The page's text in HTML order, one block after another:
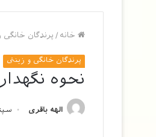
خانه / پرندگان خانگی
پرندگان خانگی و زینتی
نحوه
الهه باقری